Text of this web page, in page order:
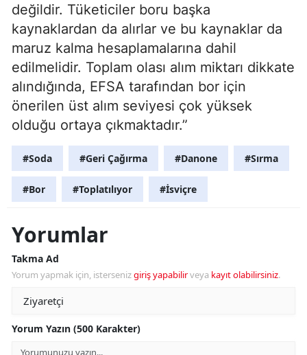
değildir. Tüketiciler boru başka
kaynaklardan da alırlar ve bu kaynaklar da
maruz kalma hesaplamalarına dahil
edilmelidir. Toplam olası alım miktarı dikkate
alındığında, EFSA tarafından bor için
önerilen üst alım seviyesi çok yüksek
olduğu ortaya çıkmaktadır.”
#Soda #Geri Çağırma #Danone #Sırma
#Bor #Toplatılıyor #İsviçre
Yorumlar
Takma Ad
Yorum yapmak için, istersenizgiriş yapabilirveya kayıt olabilirsiniz.
Yorum Yazın (500 Karakter)